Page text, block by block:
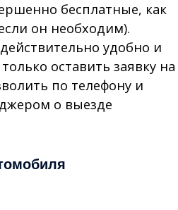
бесплатные, как
он необходим).
удобно и
оставить заявку на
по телефону и
о выезде